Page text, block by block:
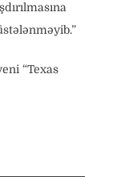
“Texas